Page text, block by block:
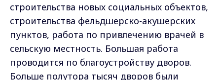
строительства новых социальных объектов,
строительства фельдшерско-акушерских
пунктов, работа по привлечению врачей в
сельскую местность. Большая работа
проводится по благоустройству дворов.
Больше полутора тысяч дворов были